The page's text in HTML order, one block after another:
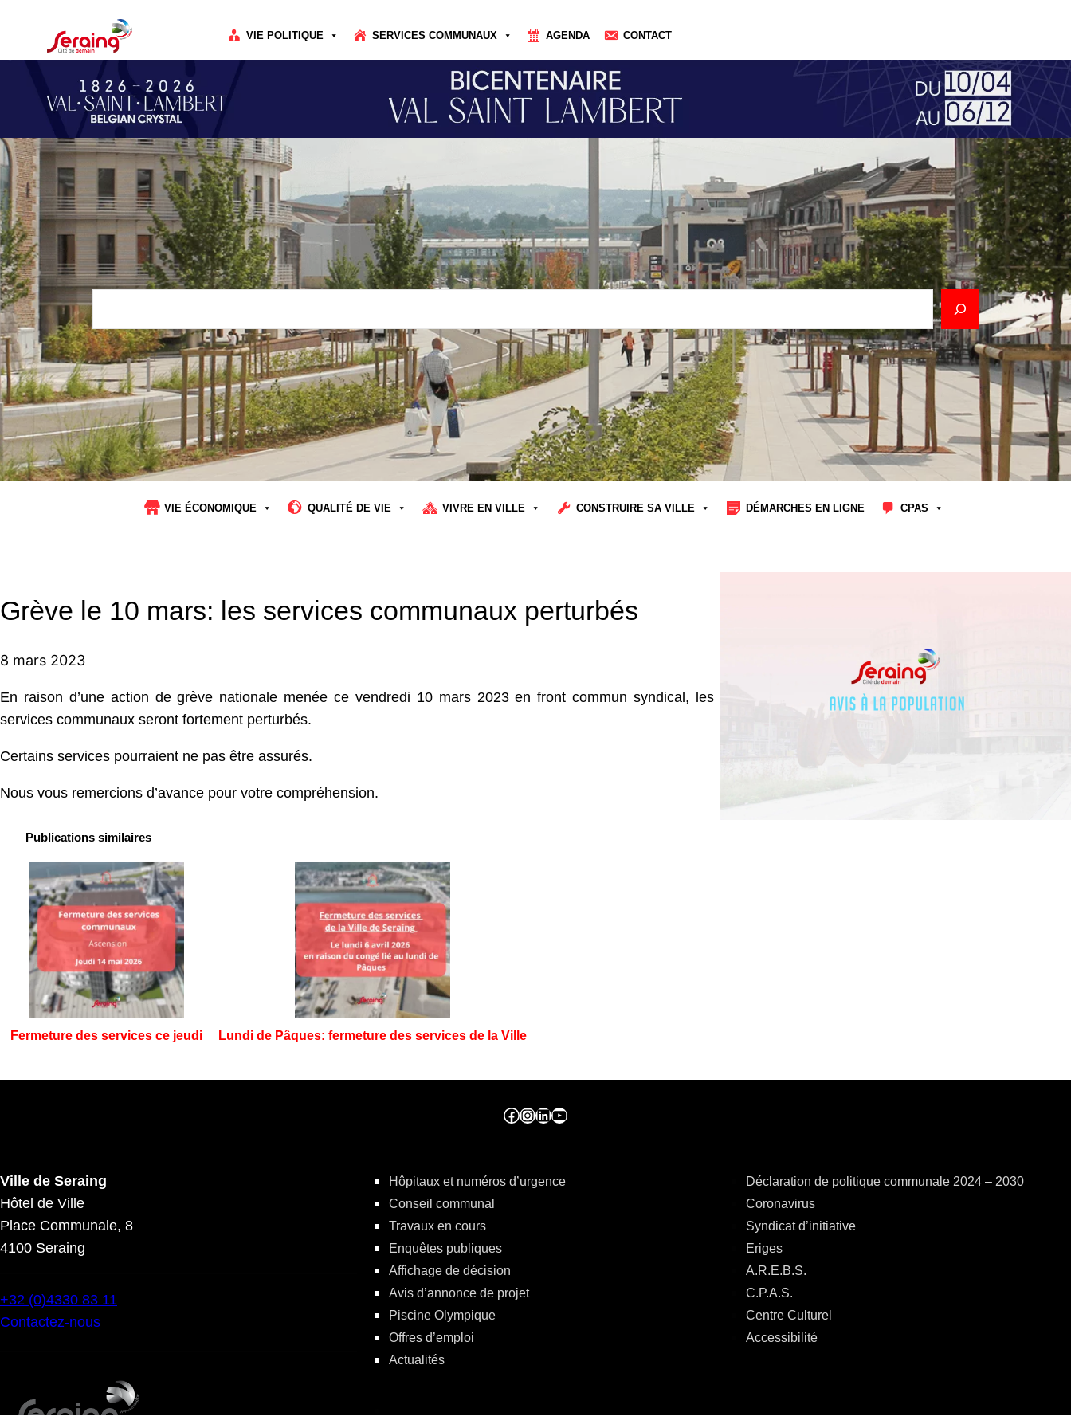
VIE POLITIQUE SERVICES COMMUNAUX AGENDA CONTACT
Rechercher
VIE ÉCONOMIQUE QUALITÉ DE VIE VIVRE EN VILLE CONSTRUIRE SA VILLE DÉMARCHES EN LIGNE CPAS
Grève le 10 mars: les services communaux perturbés
8 mars 2023
En raison d’une action de grève nationale menée ce vendredi 10 mars 2023 en front commun syndical, les
services communaux seront fortement perturbés.
Certains services pourraient ne pas être assurés.
Nous vous remercions d’avance pour votre compréhension.
Publications similaires
Fermeture des services ce jeudi Lundi de Pâques: fermeture des services de la Ville
Facebook ville de seraing Instragram ville de seraing linkedin – ville de seraing YouTube
Ville de Seraing
Hôtel de Ville
Place Communale, 8
4100 Seraing
+32 (0)4330 83 11
Contactez-nous
Hôpitaux et numéros d’urgence
Conseil communal
Travaux en cours
Enquêtes publiques
Affichage de décision
Avis d’annonce de projet
Piscine Olympique
Offres d’emploi
Actualités
Déclaration de politique communale 2024 – 2030
Coronavirus
Syndicat d’initiative
Eriges
A.R.E.B.S.
C.P.A.S.
Centre Culturel
Accessibilité